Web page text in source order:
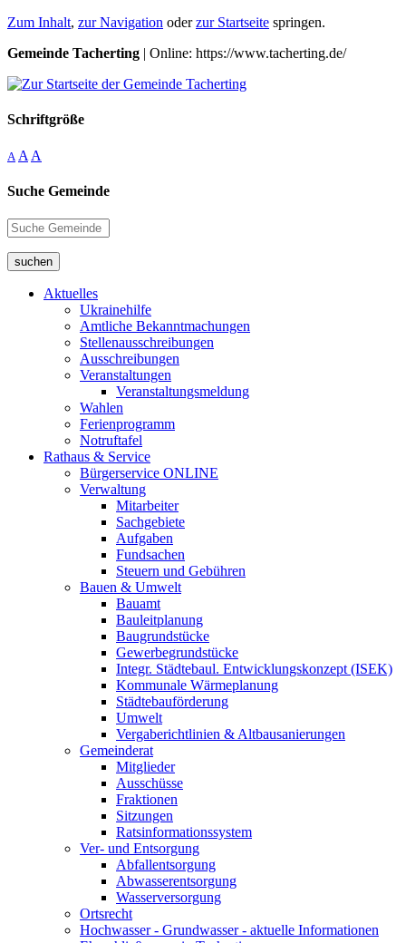
Zum Inhalt, zur Navigation oderzur Startseite springen.
Gemeinde Tacherting | Online: https://www.tacherting.de/
Schriftgröße
A A A
Suche Gemeinde
suchen
Aktuelles
Ukrainehilfe
Amtliche Bekanntmachungen
Stellenausschreibungen
Ausschreibungen
Veranstaltungen
Veranstaltungsmeldung
Wahlen
Ferienprogramm
Notruftafel
Rathaus & Service
Bürgerservice ONLINE
Verwaltung
Mitarbeiter
Sachgebiete
Aufgaben
Fundsachen
Steuern und Gebühren
Bauen & Umwelt
Bauamt
Bauleitplanung
Baugrundstücke
Gewerbegrundstücke
Integr. Städtebaul. Entwicklungskonzept (ISEK)
Kommunale Wärmeplanung
Städtebauförderung
Umwelt
Vergaberichtlinien & Altbausanierungen
Gemeinderat
Mitglieder
Ausschüsse
Fraktionen
Sitzungen
Ratsinformationssystem
Ver- und Entsorgung
Abfallentsorgung
Abwasserentsorgung
Wasserversorgung
Ortsrecht
Hochwasser - Grundwasser - aktuelle Informationen